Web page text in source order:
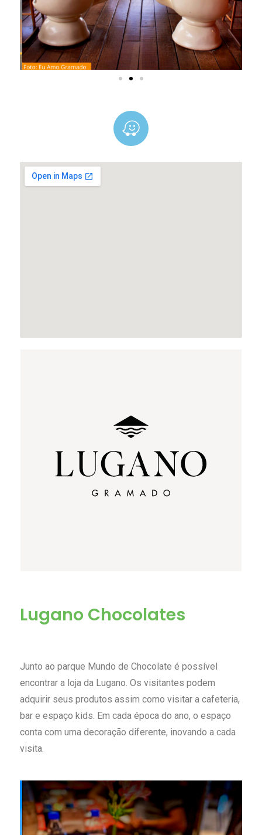
Lugano Chocolates
Junto ao parque Mundo de Chocolate é possível
encontrar a loja da Lugano. Os visitantes podem
adquirir seus produtos assim como visitar a cafeteria,
bar e espaço kids. Em cada época do ano, o espaço
conta com uma decoração diferente, inovando a cada
visita.